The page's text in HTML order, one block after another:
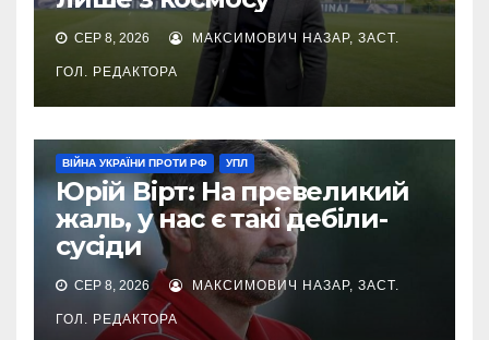
СЕР 8, 2026 МАКСИМОВИЧ НАЗАР, ЗАСТ.
ГОЛ. РЕДАКТОРА
ВІЙНА УКРАЇНИ ПРОТИ РФ УПЛ
Юрій Вірт: На превеликий
жаль, у нас є такі дебіли-
сусіди
СЕР 8, 2026 МАКСИМОВИЧ НАЗАР, ЗАСТ.
ГОЛ. РЕДАКТОРА